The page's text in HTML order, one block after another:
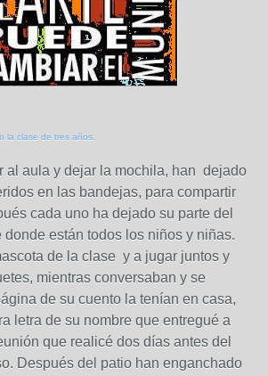
la clase de tres años.
al aula y dejar la mochila, han dejado
en las bandejas, para compartir
cada uno ha dejado su parte del
están todos los niños y niñas.
de la clase y a jugar juntos y
mientras conversaban y se
de su cuento la tenían en casa,
letra de su nombre que entregué a
que realicé dos días antes del
Después del patio han enganchado